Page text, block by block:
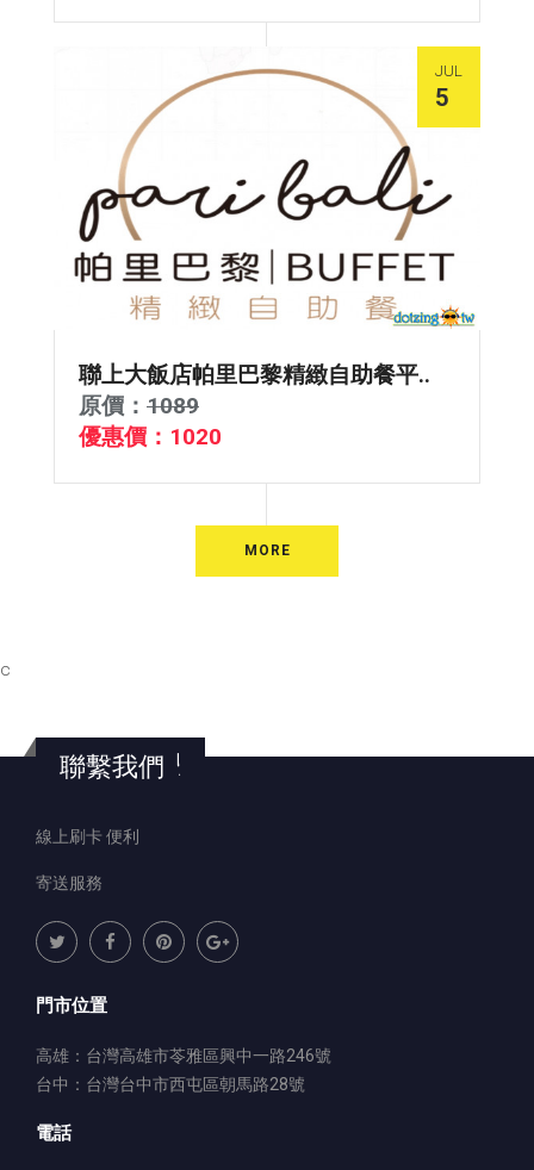
JUL
5
聯上大飯店帕里巴黎精緻自助餐平..
原價： 1089
優惠價：1020
MORE
c
聯繫我們 !
線上刷卡 便利
寄送服務
門市位置
高雄：台灣高雄市苓雅區興中一路246號
台中：台灣台中市西屯區朝馬路28號
電話